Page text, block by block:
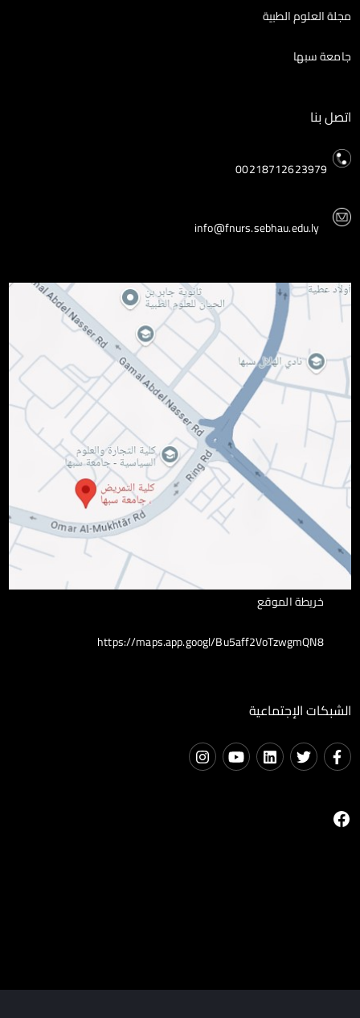
مجلة العلوم الطبية
جامعة سبها
اتصل بنا
info@fnurs.sebhau.edu.ly
خريطة الموقع
https://maps.app.googl/Bu5aff2VoTzwgmQN8
الشبكات الإجتماعية
فيسبوك